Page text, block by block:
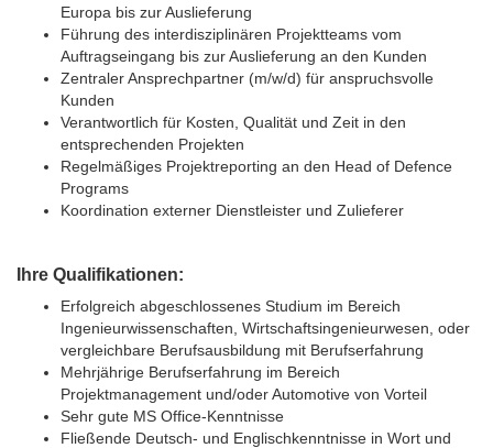
Europa bis zur Auslieferung
Führung des interdisziplinären Projektteams vom
Auftragseingang bis zur Auslieferung an den Kunden
Zentraler Ansprechpartner (m/w/d) für anspruchsvolle
Kunden
Verantwortlich für Kosten, Qualität und Zeit in den
entsprechenden Projekten
Regelmäßiges Projektreporting an den Head of Defence
Programs
Koordination externer Dienstleister und Zulieferer
Ihre Qualifikationen:
Erfolgreich abgeschlossenes Studium im Bereich
Ingenieurwissenschaften, Wirtschaftsingenieurwesen, oder
vergleichbare Berufsausbildung mit Berufserfahrung
Mehrjährige Berufserfahrung im Bereich
Projektmanagement und/oder Automotive von Vorteil
Sehr gute MS Office-Kenntnisse
Fließende Deutsch- und Englischkenntnisse in Wort und